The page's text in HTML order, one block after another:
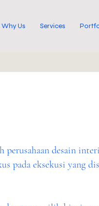
Why Us Services
perusahaan desain
pada eksekusi yang